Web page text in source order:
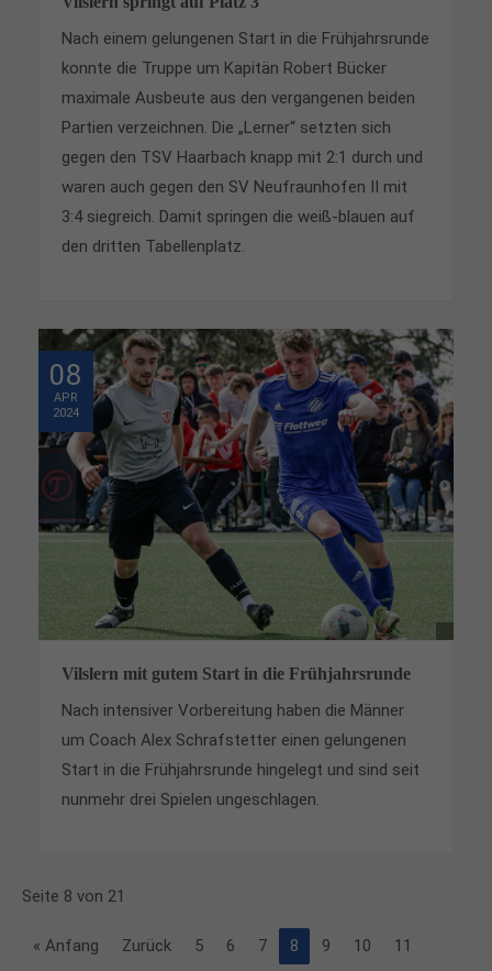
Nach einem gelungenen Start in die Frühjahrsrunde
konnte die Truppe um Kapitän Robert Bücker
maximale Ausbeute aus den vergangenen beiden
Partien verzeichnen. Die „Lerner“ setzten sich
gegen den TSV Haarbach knapp mit 2:1 durch und
waren auch gegen den SV Neufraunhofen II mit
3:4 siegreich. Damit springen die weiß-blauen auf
den dritten Tabellenplatz.
08
APR
2024
Vilslern mit gutem Start in die Frühjahrsrunde
Nach intensiver Vorbereitung haben die Männer
um Coach Alex Schrafstetter einen gelungenen
Start in die Frühjahrsrunde hingelegt und sind seit
nunmehr drei Spielen ungeschlagen.
Seite 8 von 21
« Anfang Zurück 5 6 7 8 9 10
11